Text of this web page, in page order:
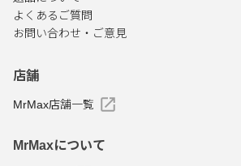
よくあるご質問
お問い合わせ・ご意見
店舗
MrMax店舗一覧
MrMaxについて